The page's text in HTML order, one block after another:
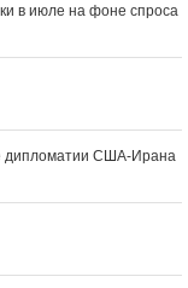
в июле на фоне спроса
дипломатии США‑Ирана